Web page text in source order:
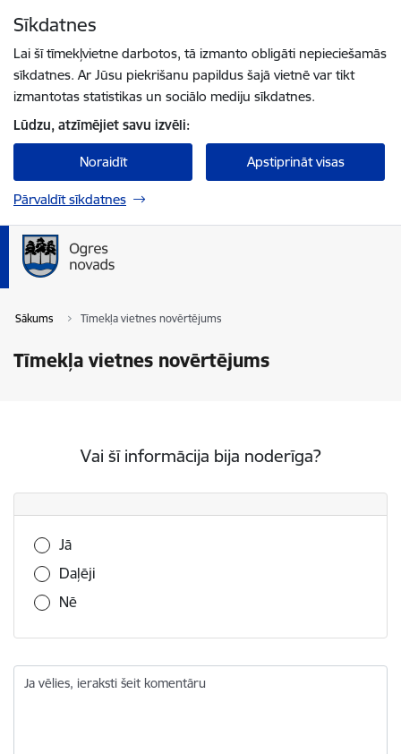
Sīkdatnes
Lai šī tīmekļvietne darbotos, tā izmanto obligāti nepieciešamās
sīkdatnes. Ar Jūsu piekrišanu papildus šajā vietnē var tikt
izmantotas statistikas un sociālo mediju sīkdatnes.
Lūdzu, atzīmējiet savu izvēli:
Noraidīt Apstiprināt visas
Pārvaldīt sīkdatnes
Sākums Tīmekļa vietnes novērtējums
Tīmekļa vietnes novērtējums
Vai šī informācija bija noderīga?
Vai šī informācija bija noderīga?
Jā
Daļēji
Nē
Ja vēlies, ieraksti šeit komentāru